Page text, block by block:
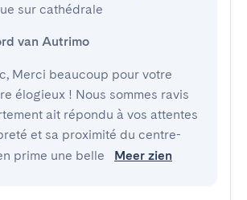
sur cathédrale
van Autrimo
Merci beaucoup pour votre
élogieux ! Nous sommes ravis
ait répondu à vos attentes
et sa proximité du centre-
prime une belle
Meer zien